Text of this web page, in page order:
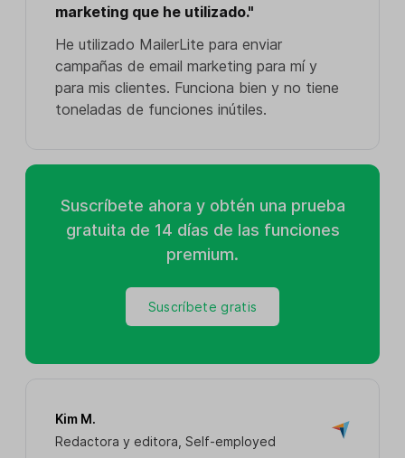
marketing que he utilizado."
He utilizado MailerLite para enviar
campañas de email marketing para mí y
para mis clientes. Funciona bien y no tiene
toneladas de funciones inútiles.
Suscríbete ahora y obtén una prueba
gratuita de 14 días de las funciones
premium.
Suscríbete gratis
Kim M.
Redactora y editora, Self-employed